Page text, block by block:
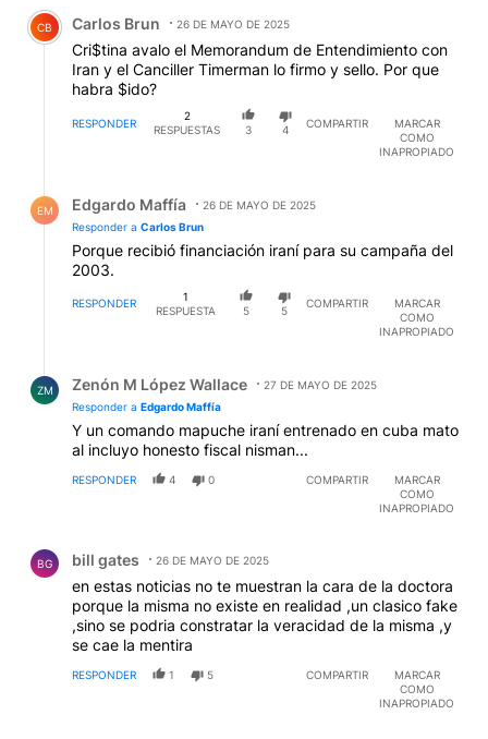
Comentario de Carlos Brun.
CB Carlos Brun 26 DE MAYO DE 2025
Cri$tina avalo el Memorandum de Entendimiento con
Iran y el Canciller Timerman lo firmo y sello. Por que
habra $ido?
RESPONDER
2
RESPUESTAS
3 4
COMPARTIR
MARCAR
COMO
INAPROPIADO
EM Edgardo Maffía
26 DE MAYO DE 2025
Responder a Carlos Brun
Porque recibió financiación iraní para su campaña del
2003.
RESPONDER
1
RESPUESTA
5 5
COMPARTIR
MARCAR
COMO
INAPROPIADO
ZM Zenón M López Wallace
27 DE MAYO DE 2025
Responder a Edgardo Maffía
Y un comando mapuche iraní entrenado en cuba mato
al incluyo honesto fiscal nisman...
RESPONDER 4 0 COMPARTIR
MARCAR
COMO
INAPROPIADO
BG bill gates 26 DE MAYO DE 2025
en estas noticias no te muestran la cara de la doctora
porque la misma no existe en realidad ,un clasico fake
,sino se podria constratar la veracidad de la misma ,y
se cae la mentira
RESPONDER 1 5 COMPARTIR
MARCAR
COMO
INAPROPIADO